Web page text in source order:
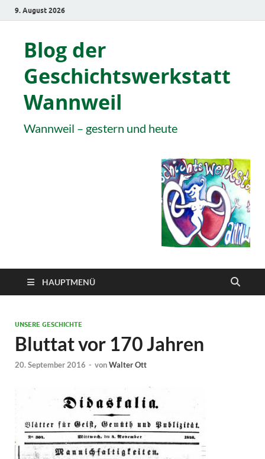
9. August 2026
Blog der
Geschichtswerkstatt
Wannweil
Wannweil – gestern und heute
HAUPTMENÜ
UNSERE GESCHICHTE
Bluttat vor 170 Jahren
20. September 2016 - vonWalter Ott